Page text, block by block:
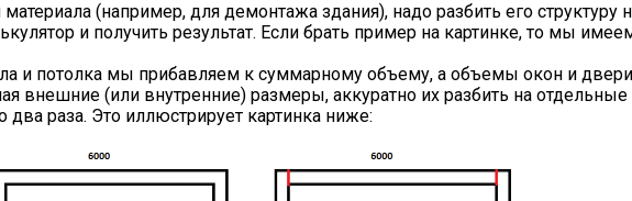
(например, для демонтажа здания), надо разбить его структуру
и получить результат. Если брать пример на картинке, то мы
и потолка мы прибавляем к суммарному объему, а объемы окон и
внешние (или внутренние) размеры, аккуратно их разбить на
два раза. Это иллюстрирует картинка ниже: